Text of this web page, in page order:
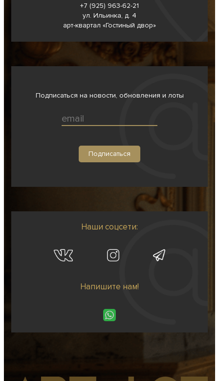
+7 (925) 963-62-21
ул. Ильинка, д. 4
арт-квартал «Гостиный двор»
Подписаться на новости, обновления и лоты
Наши соцсети:
Напишите нам!